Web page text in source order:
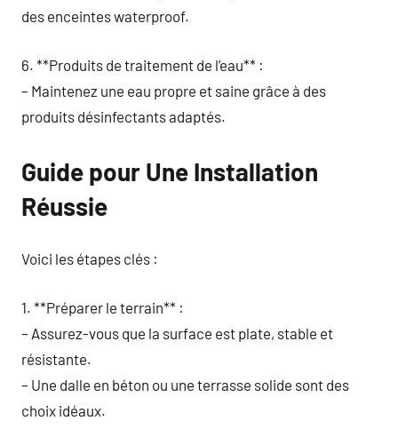
des enceintes waterproof.
6. **Produits de traitement de l’eau** :
– Maintenez une eau propre et saine grâce à des
produits désinfectants adaptés.
Guide pour Une Installation
Réussie
Voici les étapes clés :
1. **Préparer le terrain** :
– Assurez-vous que la surface est plate, stable et
résistante.
– Une dalle en béton ou une terrasse solide sont des
choix idéaux.